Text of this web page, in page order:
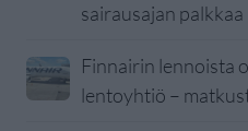
sairausajan palkkaa
Finnairin lennoista
lentoyhtiö –